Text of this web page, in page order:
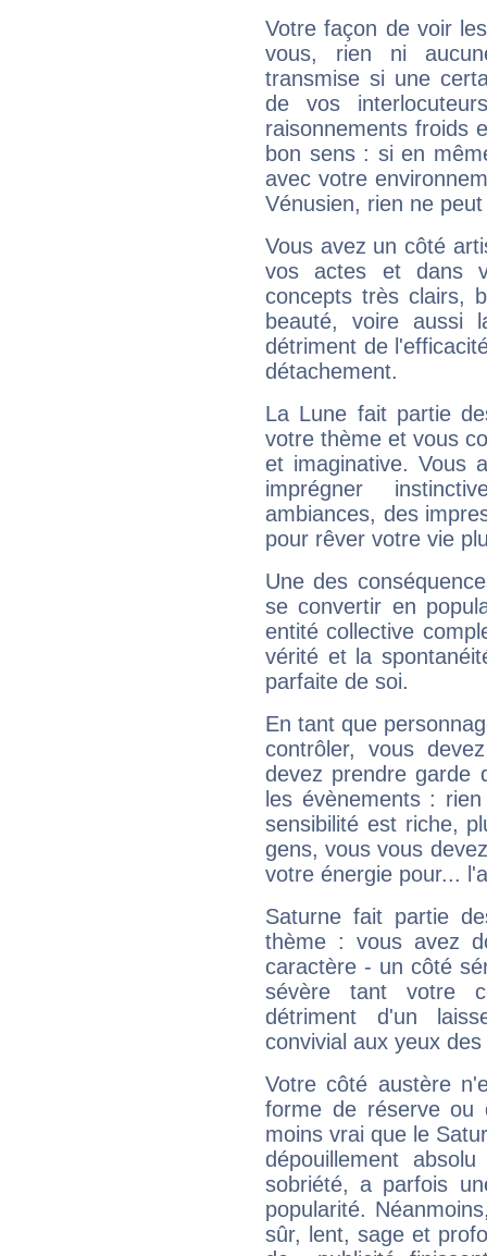
Votre façon de voir
vous, rien ni
transmise si une
de vos
raisonnements froids
bon sens : si en
avec votre
Vénusien, rien ne
Vous avez un côté
vos actes et dans
concepts très clairs,
beauté, voire aussi
détriment de
détachement.
La Lune fait partie
votre thème et vous
et imaginative. Vous
imprégner
ambiances, des
pour rêver votre vie
Une des
se convertir en
entité collective
vérité et la
parfaite de soi.
En tant que
contrôler, vous
devez prendre garde
les évènements :
sensibilité est riche,
gens, vous vous
votre énergie pour...
Saturne fait partie
thème : vous avez
caractère - un côté
sévère tant votre
détriment d'un
convivial aux yeux
Votre côté austère
forme de réserve
moins vrai que le
dépouillement
sobriété, a parfois
popularité.
sûr, lent, sage et